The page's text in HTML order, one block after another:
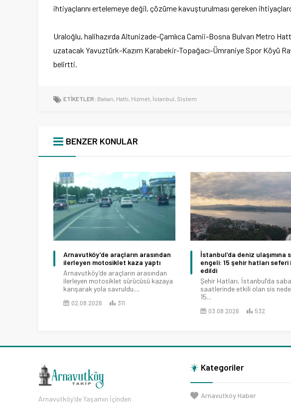
ihtiyaçlarını ertelemeye değil, çözüme kavuşturulması gereken
Uraloğlu, halihazırda Altunizade-Çamlıca Camii-Bosna Bulvarı Metro
uzatacak Yavuztürk-Kazım Karabekir-Topağacı-Ümraniye Spor Köyü
belirtti.
ETİKETLER: Bakan, Hattı, Hizmet, İstanbul, Sistem
BENZER KONULAR
Arnavutköy’de araçların arasından
ilerleyen motosiklet kaza yaptı
Arnavutköy’de araçların arasından
ilerleyen motosiklet sürücüsü kazaya
karışarak yola savruldu....
02.08.2026 311
İstanbul’da deniz ulaşımına
engeli: 15 şehir hatları seferi
edildi
Şehir Hatları, İstanbul’da
saatlerinde etkili olan sis
15...
03.08.2026 532
Arnavutköy'de Yaşamın İçinden
Kategoriler
Arnavutköy Haber